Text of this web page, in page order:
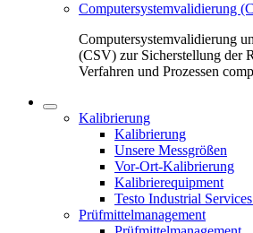
Computersystemvalidierung
Computersystemvalidierung
(CSV) zur Sicherstellung der
Verfahren und Prozessen
Kalibrierung
Kalibrierung
Unsere Messgrößen
Vor-Ort-Kalibrierung
Kalibrierequipment
Testo Industrial
Prüfmittelmanagement